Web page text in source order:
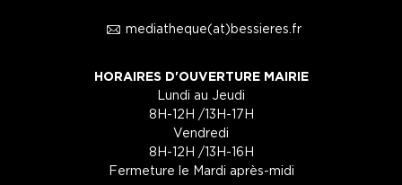
1 mediatheque(at)bessieres.fr
HORAIRES D'OUVERTURE MAIRIE
Lundi au Jeudi
8H-12H /13H-17H
Vendredi
8H-12H /13H-16H
Fermeture le Mardi après-midi